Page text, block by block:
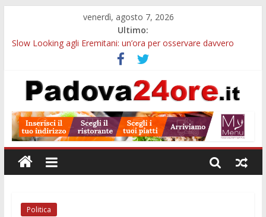
venerdì, agosto 7, 2026
Ultimo:
Slow Looking agli Eremitani: un’ora per osservare davvero
Bando sicurezza urbana Veneto: 650mila euro per Comuni e
Polizie locali
Sicurezza esodo estivo Padova: più controlli su strade, stazioni
Bonus trasporto pubblico Veneto: 200 euro per l’abbonamento
annuale
Notizie di Padova alle ore 10: arresto, fermata Busitalia e
tregua dal caldo
Politica